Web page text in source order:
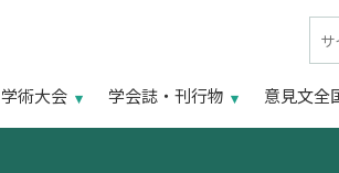
学術大会 学会誌・刊行物 意見文全